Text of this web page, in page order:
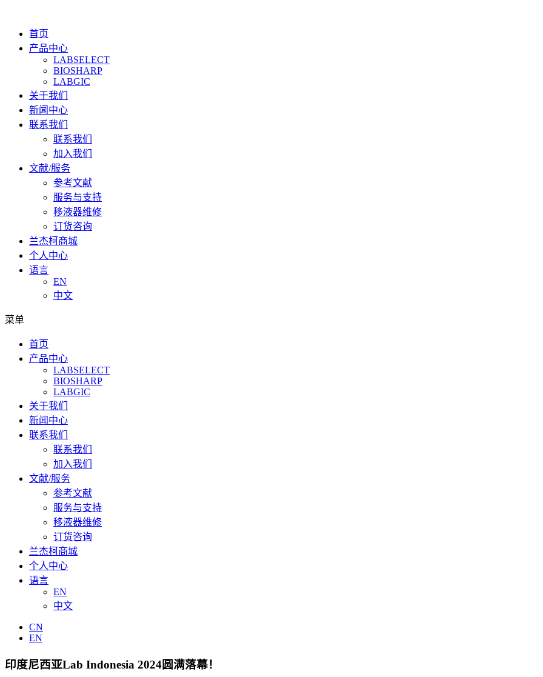
首页
产品中心
LABSELECT
BIOSHARP
LABGIC
关于我们
新闻中心
联系我们
联系我们
加入我们
文献/服务
参考文献
服务与支持
移液器维修
订货咨询
兰杰柯商城
个人中心
语言
EN
中文
菜单
首页
产品中心
LABSELECT
BIOSHARP
LABGIC
关于我们
新闻中心
联系我们
联系我们
加入我们
文献/服务
参考文献
服务与支持
移液器维修
订货咨询
兰杰柯商城
个人中心
语言
EN
中文
CN
EN
印度尼西亚Lab Indonesia 2024圆满落幕！